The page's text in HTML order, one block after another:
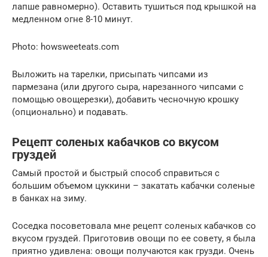
лапше равномерно). Оставить тушиться под крышкой на
медленном огне 8-10 минут.
Photo: howsweeteats.com
Выложить на тарелки, присыпать чипсами из
пармезана (или другого сыра, нарезанного чипсами с
помощью овощерезки), добавить чесночную крошку
(опционально) и подавать.
Рецепт соленых кабачков со вкусом
груздей
Самый простой и быстрый способ справиться с
большим объемом цуккини – закатать кабачки соленые
в банках на зиму.
Соседка посоветовала мне рецепт соленых кабачков со
вкусом груздей. Приготовив овощи по ее совету, я была
приятно удивлена: овощи получаются как грузди. Очень